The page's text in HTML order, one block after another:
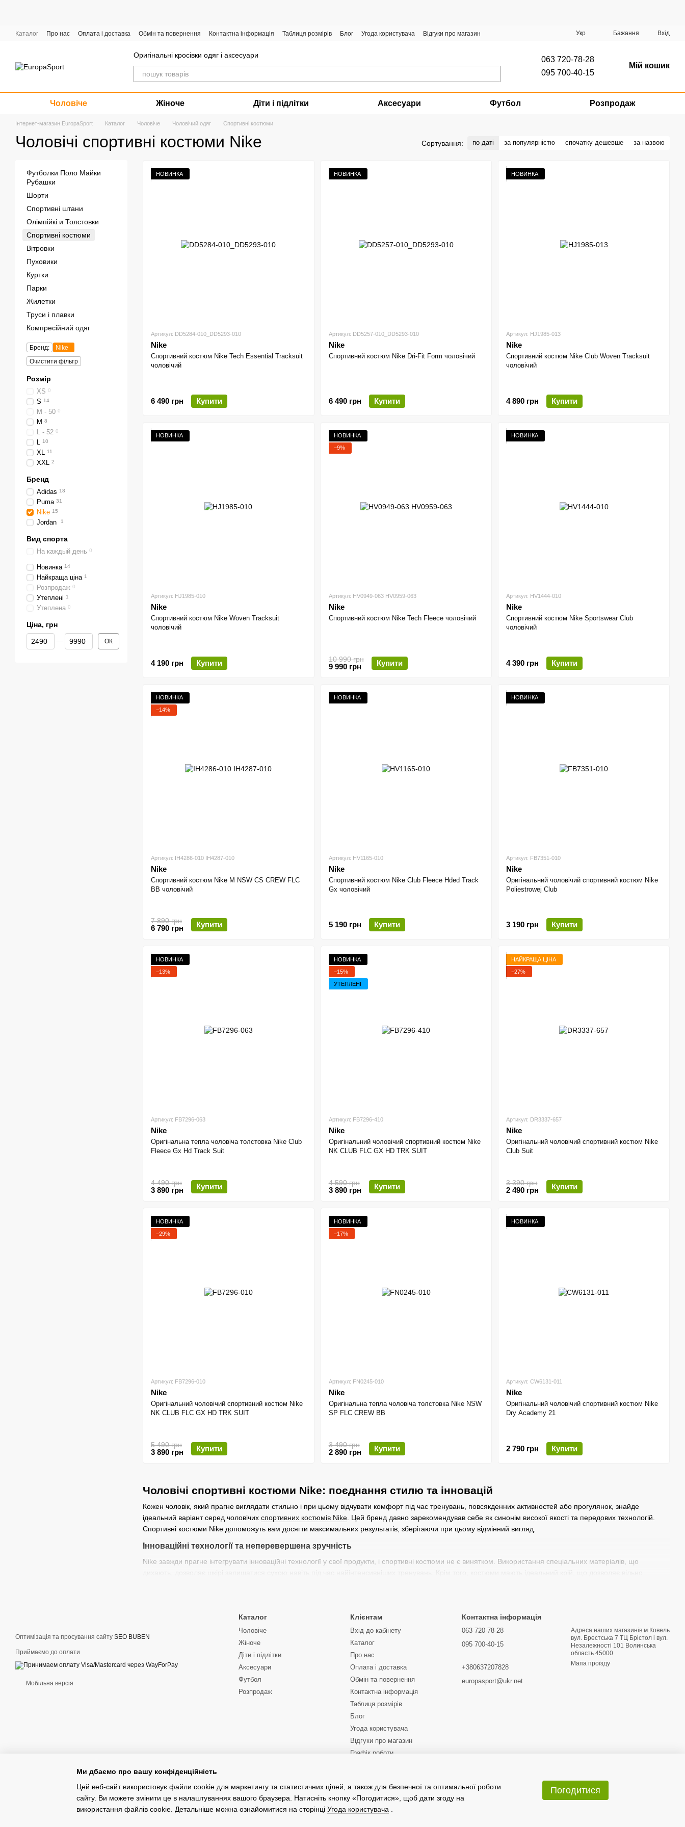
Каталог Про нас Оплата і доставка Обмін та повернення Контактна інформація Таблиця розмірів Блог Угода користувача
Відгуки про магазин
Укр Бажання Вхід
Оригінальні кросівки одяг і аксесуари
063 720-78-28
095 700-40-15
Мій кошик
Чоловіче Жіноче Діти і підлітки Аксесуари Футбол Розпродаж
Інтернет-магазин EuropaSport Каталог Чоловіче Чоловічий одяг Спортивні костюми
Чоловічі спортивні костюми Nike Сортування: по даті за популярністю спочатку дешевше за назвою
Чоловічі спортивні костюми Nike: поєднання стилю та інновацій
Кожен чоловік, який прагне виглядати стильно і при цьому відчувати комфорт під час тренувань, повсякденних активностей або прогулянок, знайде
ідеальний варіант серед чоловічих спортивних костюмів Nike . Цей бренд давно зарекомендував себе як синонім високої якості та передових технологій.
Спортивні костюми Nike допоможуть вам досягти максимальних результатів, зберігаючи при цьому відмінний вигляд.
Інноваційні технології та неперевершена зручність
Nike завжди прагне інтегрувати інноваційні технології у свої продукти, і спортивні костюми не є винятком. Використання спеціальних матеріалів, що
Купити спортивний костюм Nike?
Чоловічі спортивні костюми Nike — це не просто одяг для тренувань, це стильний аксесуар, який підкреслює вашу індивідуальність. Завдяки продуманим
деталям та вишуканому дизайну, такі костюми підходять для будь-яких ситуацій: від тренувань у спортзалі до прогулянок по місту. Зручні кишені, еластичні
манжети, а також широкий вибір моделей для різних погодних умов роблять їх універсальним варіантом для чоловіків, які цінують комфорт, стиль і якість.
Купити чоловічі спортивні костюми Nike — це зробити вибір на користь інновацій та стилю, які вас не підведуть.
НОВИНКА
Артикул: DD5284-010_DD5293-010
Nike
Спортивний костюм Nike Tech Essential Tracksuit
чоловічий
6 490 грн Купити
НОВИНКА
Артикул: DD5257-010_DD5293-010
Nike
Спортивний костюм Nike Dri-Fit Form чоловічий
6 490 грн Купити
НОВИНКА
Артикул: HJ1985-013
Nike
Спортивний костюм Nike Club Woven Tracksuit
чоловічий
4 890 грн Купити
НОВИНКА
Артикул: HJ1985-010
Nike
Спортивний костюм Nike Woven Tracksuit
чоловічий
4 190 грн Купити
НОВИНКА
−9%
Артикул: HV0949-063 HV0959-063
Nike
Спортивний костюм Nike Tech Fleece чоловічий
10 990 грн
9 990 грн Купити
НОВИНКА
Артикул: HV1444-010
Nike
Спортивний костюм Nike Sportswear Club
чоловічий
4 390 грн Купити
НОВИНКА
−14%
Артикул: IH4286-010 IH4287-010
Nike
Спортивний костюм Nike M NSW CS CREW FLC
BB чоловічий
7 890 грн
6 790 грн Купити
НОВИНКА
Артикул: HV1165-010
Nike
Спортивний костюм Nike Club Fleece Hded Track
Gx чоловічий
5 190 грн Купити
НОВИНКА
Артикул: FB7351-010
Nike
Оригінальний чоловічий спортивний костюм Nike
Poliestrowej Club
3 190 грн Купити
НОВИНКА
−13%
Артикул: FB7296-063
Nike
Оригінальна тепла чоловіча толстовка Nike Club
Fleece Gx Hd Track Suit
4 490 грн
3 890 грн Купити
НОВИНКА
−15%
УТЕПЛЕНІ
Артикул: FB7296-410
Nike
Оригінальний чоловічий спортивний костюм Nike
NK CLUB FLC GX HD TRK SUIT
4 590 грн
3 890 грн Купити
НАЙКРАЩА ЦІНА
−27%
Артикул: DR3337-657
Nike
Оригінальний чоловічий спортивний костюм Nike
Club Suit
3 390 грн
2 490 грн Купити
НОВИНКА
−29%
Артикул: FB7296-010
Nike
Оригінальний чоловічий спортивний костюм Nike
NK CLUB FLC GX HD TRK SUIT
5 490 грн
3 890 грн Купити
НОВИНКА
−17%
Артикул: FN0245-010
Nike
Оригінальна тепла чоловіча толстовка Nike NSW
SP FLC CREW BB
3 490 грн
2 890 грн Купити
НОВИНКА
Артикул: CW6131-011
Nike
Оригінальний чоловічий спортивний костюм Nike
Dry Academy 21
2 790 грн Купити
Футболки Поло Майки
Рубашки
Шорти
Спортивні штани
Олімпійкі и Толстовки
Спортивні костюми
Вітровки
Пуховики
Куртки
Парки
Жилетки
Труси і плавки
Компресійний одяг
Бренд:
Nike
Очистити фільтр
Розмір
XS 0
S 14
M - 50 0
M 8
L - 52 0
L 10
XL 11
XXL 2
Бренд
Adidas 18
Puma 31
Nike 15
Jordan 1
Вид спорта
На каждый день 0
Новинка 14
Найкраща ціна 1
Розпродаж 0
Утеплені 1
Утеплена 0
Ціна, грн
Від Ціна, грн
До Ціна, грн ОК
Оптимізація та просування сайту SEO BUBEN
Приймаємо до оплати
Мобільна версія
Каталог
Чоловіче
Жіноче
Діти і підлітки
Аксесуари
Футбол
Розпродаж
Клієнтам
Вхід до кабінету
Каталог
Про нас
Оплата і доставка
Обмін та повернення
Контактна інформація
Таблиця розмірів
Блог
Угода користувача
Відгуки про магазин
Графік роботи
Контактна інформація
063 720-78-28
095 700-40-15
+380637207828
europasport@ukr.net
Адреса наших магазинів м Ковель
вул. Брестська 7 ТЦ Брістол і вул.
Hезалежності 101 Волинська
область 45000
Мапа проїзду
Ми дбаємо про вашу конфіденційність
Цей веб-сайт використовує файли cookie для маркетингу та статистичних цілей, а також для безпечної та оптимальної роботи
сайту. Ви можете змінити це в налаштуваннях вашого браузера. Натисніть кнопку «Погодитися», щоб дати згоду на
використання файлів cookie. Детальніше можна ознайомитися на сторінці Угода користувача
Погодитися